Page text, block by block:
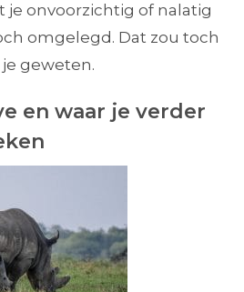
je onvoorzichtig of nalatig
omgelegd. Dat zou toch
geweten.
en waar je verder